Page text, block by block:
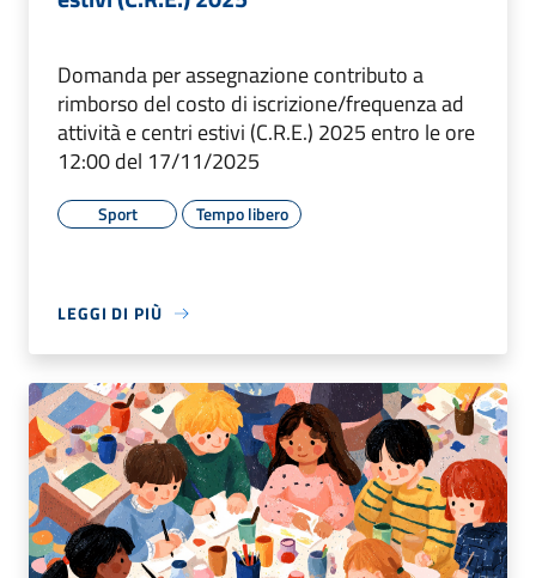
Domanda per assegnazione contributo a
rimborso del costo di iscrizione/frequenza ad
attività e centri estivi (C.R.E.) 2025 entro le ore
12:00 del 17/11/2025
Sport Tempo libero
LEGGI DI PIÙ